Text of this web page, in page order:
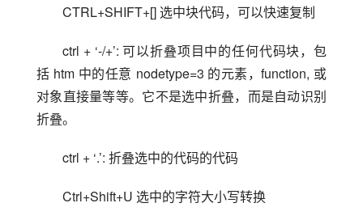
CTRL+SHIFT+[] 选中块代码，可以快速复制
ctrl + ‘-/+’: 可以折叠项目中的任何代码块，包
括 htm 中的任意 nodetype=3 的元素，function, 或
对象直接量等等。它不是选中折叠，而是自动识别
折叠。
ctrl + ‘.’: 折叠选中的代码的代码
Ctrl+Shift+U 选中的字符大小写转换